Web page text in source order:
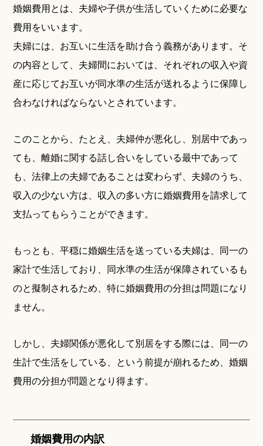
婚姻費用とは、夫婦や子供が生活していくために必要な
費用をいいます。
夫婦には、お互いに生活を助け合う義務があります。そ
の内容として、夫婦間においては、それぞれの収入や資
産に応じてお互いが同水準の生活が送れるように保障し
合わなければならないとされています。
このことから、たとえ、夫婦仲が悪化し、別居中であっ
ても、離婚に関する話し合いをしている最中であって
も、法律上の夫婦であることは変わらず、夫婦のうち、
収入の少ない方は、収入の多い方に婚姻費用を請求して
支払ってもらうことができます。
もっとも、平穏に婚姻生活を送っている夫婦は、同一の
家計で生活しており、同水準の生活が保障されているも
のと擬制されるため、特に婚姻費用の分担は問題になり
ません。
しかし、夫婦関係が悪化して別居をする際には、同一の
生計で生活をしている、という前提が崩れるため、婚姻
費用の分担が問題となり得ます。
婚姻費用の内訳